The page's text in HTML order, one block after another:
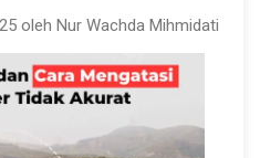
oleh Nur Wachda Mihmidati